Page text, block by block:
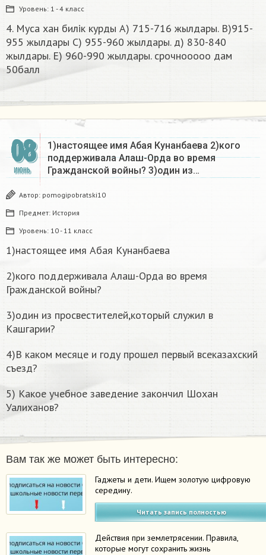
Уровень: 1 - 4 класс
4. Муса хан билік курды А) 715-716 жылдары. В)915-
955 жылдары C) 955-960 жылдары. д) 830-840
жылдары. Е) 960-990 жылдары. срочнооооо дам
50балл​
08
ИЮНЬ
1)настоящее имя Абая Кунанбаева 2)кого
поддерживала Алаш-Орда во время
Гражданской войны? 3)один из…
Автор: pomogipobratski10
Предмет: История
Уровень: 10 - 11 класс
1)настоящее имя Абая Кунанбаева
2)кого поддерживала Алаш-Орда во время
Гражданской войны?
3)один из просвестителей,который служил в
Кашгарии?
4)В каком месяце и году прошел первый всеказахский
съезд?
5) Какое учебное заведение закончил Шохан
Уалиханов?
Вам так же может быть интересно:
Гаджеты и дети. Ищем золотую цифровую
середину.
Читать запись полностью
Действия при землетрясении. Правила,
которые могут сохранить жизнь